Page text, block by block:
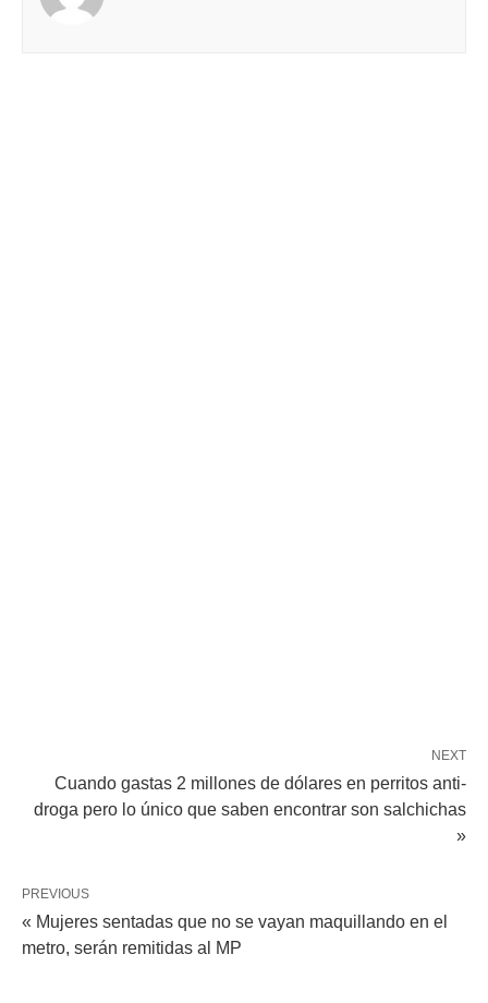
NEXT
Cuando gastas 2 millones de dólares en perritos anti-
droga pero lo único que saben encontrar son salchichas
»
PREVIOUS
« Mujeres sentadas que no se vayan maquillando en el
metro, serán remitidas al MP